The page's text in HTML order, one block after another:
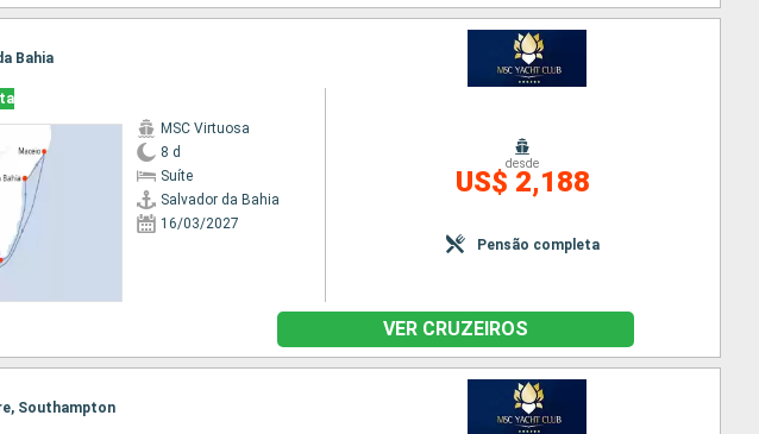
Bahia
MSC Virtuosa
8 d
Suíte
Salvador da Bahia
16/03/2027
desde
US$ 2,188
Pensão completa
VER CRUZEIROS
Southampton